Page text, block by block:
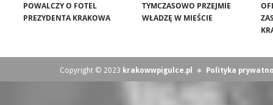
POWALCZY O FOTEL
PREZYDENTA KRAKOWA
TYMCZASOWO PRZEJMIE
WŁADZĘ W MIEŚCIE
Copyright © 2023 krakowwpigulce.pl ∗ Polityka